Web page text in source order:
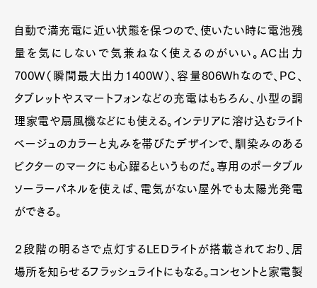
自動で満充電に近い状態を保つので、使いたい時に電池残
量を気にしないで気兼ねなく使えるのがいい。AC出力
700W（瞬間最大出力1400W）、容量806Whなので、PC、
タブレットやスマートフォンなどの充電はもちろん、小型の調
理家電や扇風機などにも使える。インテリアに溶け込むライト
ベージュのカラーと丸みを帯びたデザインで、馴染みのある
ビクターのマークにも心躍るというものだ。専用のポータブル
ソーラーパネルを使えば、電気がない屋外でも太陽光発電
ができる。
２段階の明るさで点灯するLEDライトが搭載されており、居
場所を知らせるフラッシュライトにもなる。コンセントと家電製